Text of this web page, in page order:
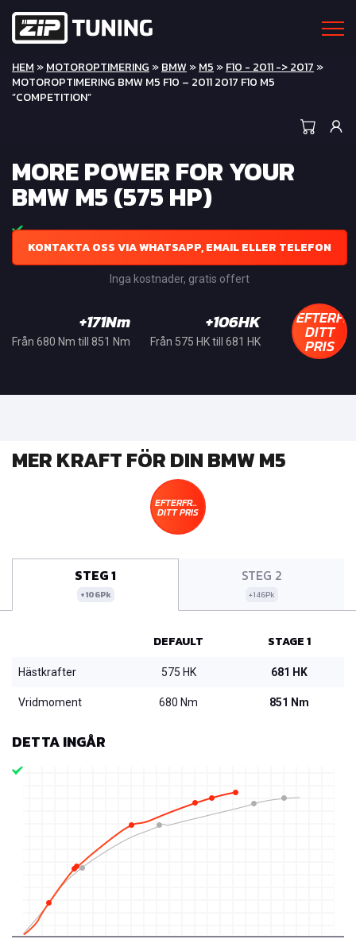
HEM »MOTOROPTIMERING »BMW »M5 »F10 - 2011 -> 2017 »
MOTOROPTIMERING BMW M5 F10 – 2011 2017 F10 M5
”COMPETITION”
MORE POWER FOR YOUR
BMW M5 (575 HP)
KONTAKTA OSS VIA WHATSAPP, EMAIL ELLER TELEFON
Inga kostnader, gratis offert
+171Nm
Från 680 Nm till 851 Nm
+106HK
Från 575 HK till 681 HK DITT
PRIS
MER KRAFT FÖR DIN BMW M5
EFTERFRÅGA
DITT PRIS
STEG 1
+106Pk
STEG 2
+146Pk
DEFAULT STAGE 1
Hästkrafter 575 HK 681 HK
Vridmoment 680 Nm 851 Nm
DETTA INGÅR